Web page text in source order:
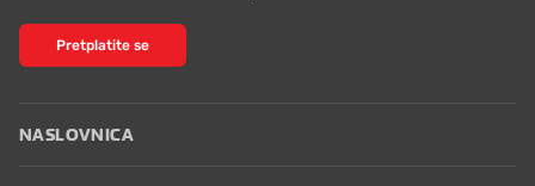
Pretplatite se
NASLOVNICA